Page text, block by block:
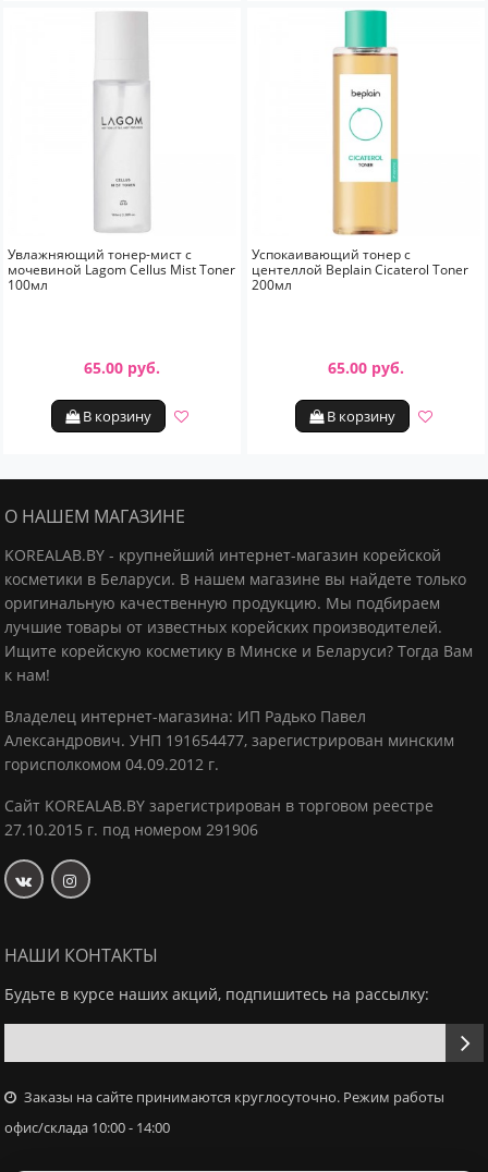
Увлажняющий тонер-мист с
мочевиной Lagom Cellus Mist Toner
100мл
65.00 руб.
В корзину
Успокаивающий тонер с
центеллой Beplain Cicaterol Toner
200мл
65.00 руб.
В корзину
О НАШЕМ МАГАЗИНЕ
KOREALAB.BY - крупнейший интернет-магазин корейской
косметики в Беларуси. В нашем магазине вы найдете только
оригинальную качественную продукцию. Мы подбираем
лучшие товары от известных корейских производителей.
Ищите корейскую косметику в Минске и Беларуси? Тогда Вам
к нам!
Владелец интернет-магазина: ИП Радько Павел
Александрович. УНП 191654477, зарегистрирован минским
горисполкомом 04.09.2012 г.
Сайт KOREALAB.BY зарегистрирован в торговом реестре
27.10.2015 г. под номером 291906
НАШИ КОНТАКТЫ
Будьте в курсе наших акций, подпишитесь на рассылку:
Заказы на сайте принимаются круглосуточно. Режим работы
офис/склада 10:00 - 14:00